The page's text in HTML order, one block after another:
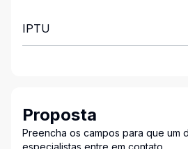
IPTU
Proposta
Preencha os campos para que um
especialistas entre em contato